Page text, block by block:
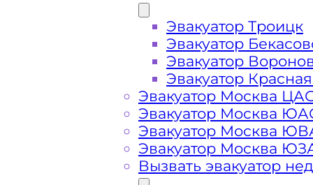
Стоимость
услуг
эвакуатора в
Задорино
Эвакуатор Троицк
Эвакуатор
Эвакуатор
Эвакуатор
Эвакуатор Москва
Эвакуатор Москва
Эвакуатор Москва
Эвакуатор Москва
Вызвать эвакуатор